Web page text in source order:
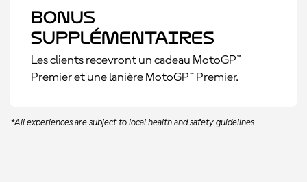
Bonus
supplémentaires
Les clients recevront un cadeau MotoGP™
Premier et une lanière MotoGP™ Premier.
*All experiences are subject to local health and safety guidelines